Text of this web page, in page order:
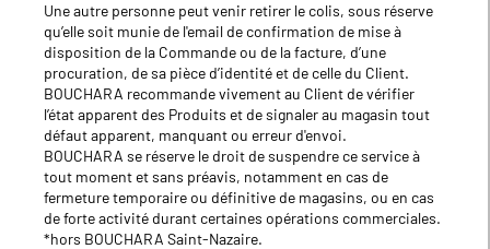
Une autre personne peut venir retirer le colis, sous réserve
qu’elle soit munie de l'email de confirmation de mise à
disposition de la Commande ou de la facture, d’une
procuration, de sa pièce d’identité et de celle du Client.
BOUCHARA recommande vivement au Client de vérifier
l’état apparent des Produits et de signaler au magasin tout
défaut apparent, manquant ou erreur d'envoi.
BOUCHARA se réserve le droit de suspendre ce service à
tout moment et sans préavis, notamment en cas de
fermeture temporaire ou définitive de magasins, ou en cas
de forte activité durant certaines opérations commerciales.
*hors BOUCHARA Saint-Nazaire.